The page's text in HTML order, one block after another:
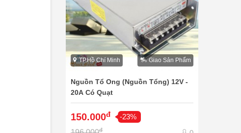
TP.Hồ Chí Minh Giao Sản Phẩm
Nguồn Tổ Ong (Nguồn Tổng) 12V -
20A Có Quạt
150.000đ
-23%
đ